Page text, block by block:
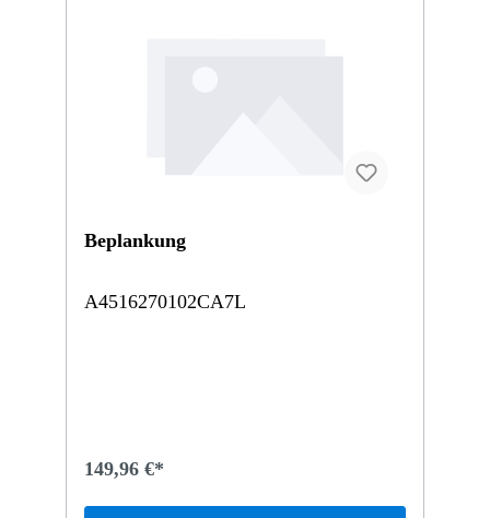
Beplankung
A4516270102CA7L
149,96 €*